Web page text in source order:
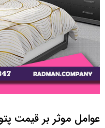
عوامل موثر بر قیمت